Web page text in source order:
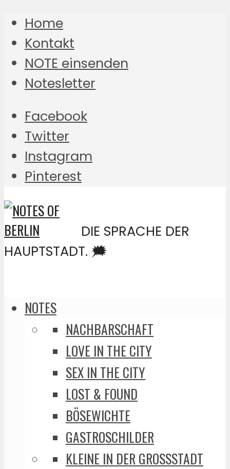
Home
Kontakt
NOTE einsenden
Notesletter
Facebook
Twitter
Instagram
Pinterest
DIE SPRACHE DER
HAUPTSTADT. 🗯️
NOTES
NACHBARSCHAFT
LOVE IN THE CITY
SEX IN THE CITY
LOST & FOUND
BÖSEWICHTE
GASTROSCHILDER
KLEINE IN DER GROSSSTADT